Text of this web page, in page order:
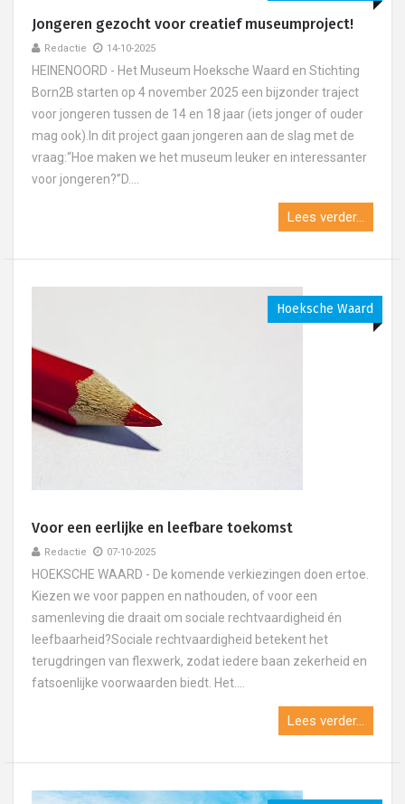
Jongeren gezocht voor creatief museumproject!
Redactie 14-10-2025
HEINENOORD - Het Museum Hoeksche Waard en Stichting
Born2B starten op 4 november 2025 een bijzonder traject
voor jongeren tussen de 14 en 18 jaar (iets jonger of ouder
mag ook).In dit project gaan jongeren aan de slag met de
vraag:“Hoe maken we het museum leuker en interessanter
voor jongeren?”D....
Lees verder...
Hoeksche Waard
Voor een eerlijke en leefbare toekomst
Redactie 07-10-2025
HOEKSCHE WAARD - De komende verkiezingen doen ertoe.
Kiezen we voor pappen en nathouden, of voor een
samenleving die draait om sociale rechtvaardigheid én
leefbaarheid?Sociale rechtvaardigheid betekent het
terugdringen van flexwerk, zodat iedere baan zekerheid en
fatsoenlijke voorwaarden biedt. Het....
Lees verder...